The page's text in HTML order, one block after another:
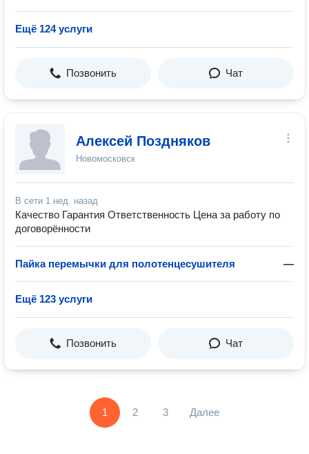
Ещё 124 услуги
Позвонить Чат
Алексей Поздняков
Новомосковск
В сети 1 нед. назад
Качество Гарантия Ответственность Цена за работу по
договорённости
Пайка перемычки для полотенцесушителя —
Ещё 123 услуги
Позвонить Чат
1 2 3 Далее